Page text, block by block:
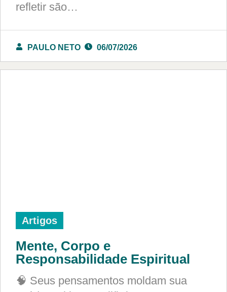
refletir são…
PAULO NETO 06/07/2026
Artigos
Mente, Corpo e
Responsabilidade Espiritual
🧠 Seus pensamentos moldam sua